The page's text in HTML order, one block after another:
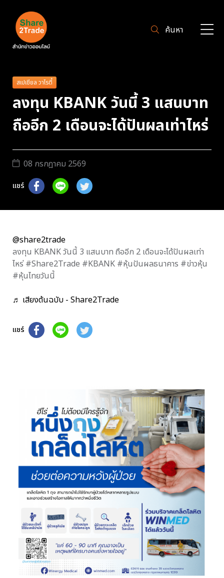
ค้นหา
สเปเชียล วาไรตี้
ลงทุน KBANK วันนี้ 3 แสนบาท
ถืออีก 2 เดือนจะได้ปันผลเท่าไหร่
08 กรกฎาคม 2569
แชร์
@share2trade
ลงทุน KBANK วันนี้ 3 แสนบาท ถืออีก 2 เดือนจะได้ปันผลเท่า
ไหร่ #Share2Trade #KBANK #หุ้นปันผลธนาคาร #ข่าวหุ้น
#หุ้นไทยวันนี้
♬ เสียงต้นฉบับ - Share2Trade
แชร์